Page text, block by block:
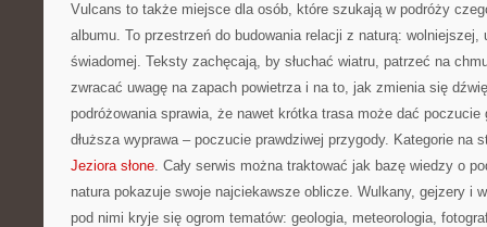
Vulcans to także miejsce dla osób, które szukają w podróży
albumu. To przestrzeń do budowania relacji z naturą: wolniejszej,
świadomej. Teksty zachęcają, by słuchać wiatru, patrzeć na
zwracać uwagę na zapach powietrza i na to, jak zmienia się
podróżowania sprawia, że nawet krótka trasa może dać poczucie
dłuższa wyprawa – poczucie prawdziwej przygody. Kategorie na
Jeziora słone. Cały serwis można traktować jak bazę wiedzy o
natura pokazuje swoje najciekawsze oblicze. Wulkany, gejzery i
pod nimi kryje się ogrom tematów: geologia, meteorologia,